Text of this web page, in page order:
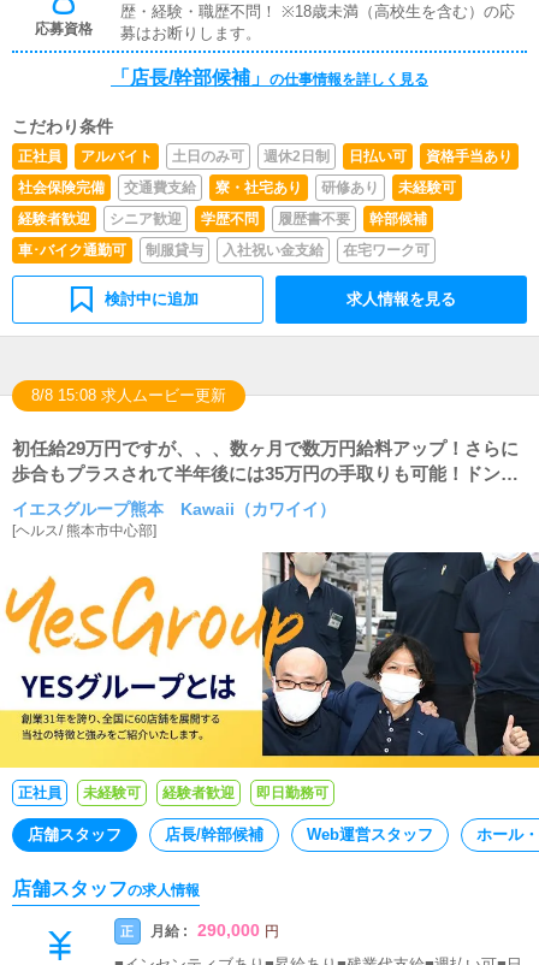
応募資格
歴・経験・職歴不問！ ※18歳未満（高校生を含む）の応
募はお断りします。
「店長/幹部候補」 の仕事情報を詳しく見る
こだわり条件
正社員 アルバイト 土日のみ可 週休2日制 日払い可
資格手当あり
社会保険完備
交通費支給 寮・社宅あり 研修あり
未経験可
経験者歓迎
シニア歓迎 学歴不問 履歴書不要
幹部候補
車･バイク通勤可
制服貸与 入社祝い金支給 在宅ワーク可
検討中に追加 求人情報を見る
8/8 15:08 求人ムービー更新
初任給29万円ですが、、、数ヶ月で数万円給料アップ！さらに
歩合もプラスされて半年後には35万円の手取りも可能！ドンド
ン給料が増える！
イエスグループ熊本 Kawaii（カワイイ）
[ヘルス/熊本市中心部]
正社員 未経験可 経験者歓迎 即日勤務可
店舗スタッフ 店長/幹部候補 Web運営スタッフ ホール
店舗スタッフの求人情報
正 月給 : 290,000 円